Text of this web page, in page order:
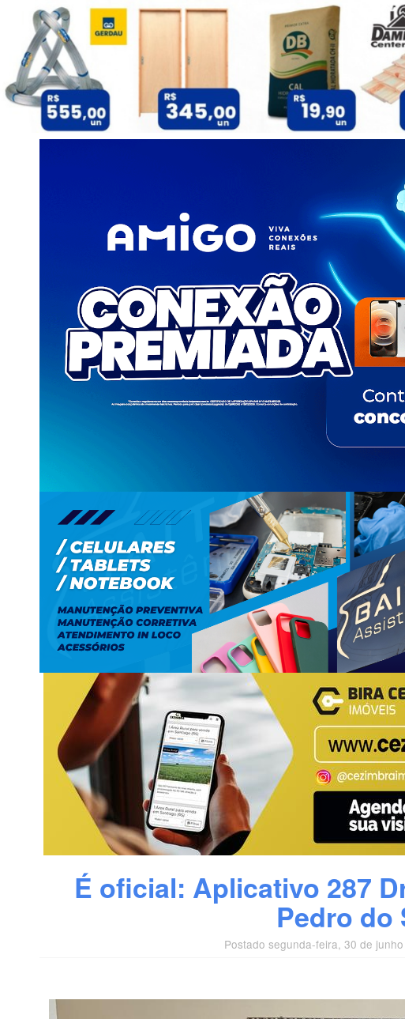
É oficial: Aplicativo 287
Pedro do
Postado segunda-feira, 30 de